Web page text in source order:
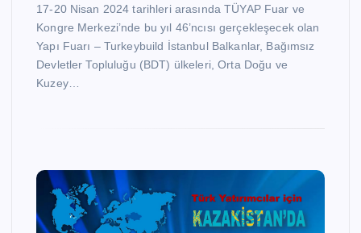
17-20 Nisan 2024 tarihleri arasında TÜYAP Fuar ve
Kongre Merkezi’nde bu yıl 46’ncısı gerçekleşecek olan
Yapı Fuarı – Turkeybuild İstanbul Balkanlar, Bağımsız
Devletler Topluluğu (BDT) ülkeleri, Orta Doğu ve
Kuzey…